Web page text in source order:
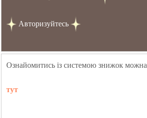
Авторизуйтесь
Ознайомитись із системою знижок можна
тут